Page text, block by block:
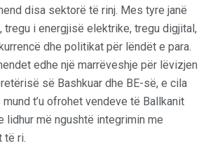
disa sektorë të rinj. Mes tyre janë
tregu i energjisë elektrike, tregu digjital,
dhe politikat për lëndët e para.
edhe një marrëveshje për lëvizjen
së Bashkuar dhe BE-së, e cila
t’u ofrohet vendeve të Ballkanit
lidhur më ngushtë integrimin me
të ri.